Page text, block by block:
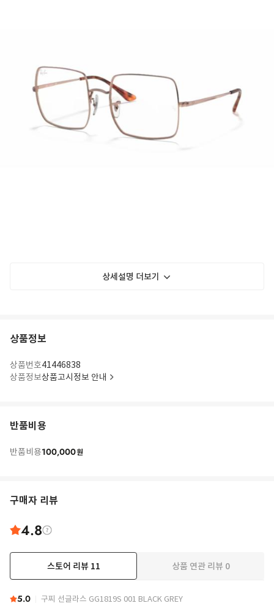
상세설명 더보기
상품정보
상품번호41446838
상품정보상품고시정보 안내
반품비용
반품비용100,000원
구매자 리뷰
4.8
스토어 리뷰 11 상품 연관 리뷰 0
5.0 구찌 선글라스 GG1819S 001 BLACK GREY